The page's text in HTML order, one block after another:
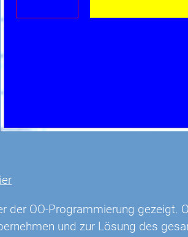
der OO-Programmierung gezeigt.
und zur Lösung des